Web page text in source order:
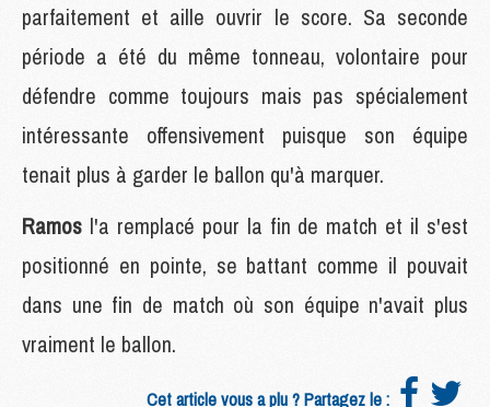
parfaitement et aille ouvrir le score. Sa seconde
période a été du même tonneau, volontaire pour
défendre comme toujours mais pas spécialement
intéressante offensivement puisque son équipe
tenait plus à garder le ballon qu'à marquer.
Ramos l'a remplacé pour la fin de match et il s'est
positionné en pointe, se battant comme il pouvait
dans une fin de match où son équipe n'avait plus
vraiment le ballon.
Cet article vous a plu ? Partagez le :